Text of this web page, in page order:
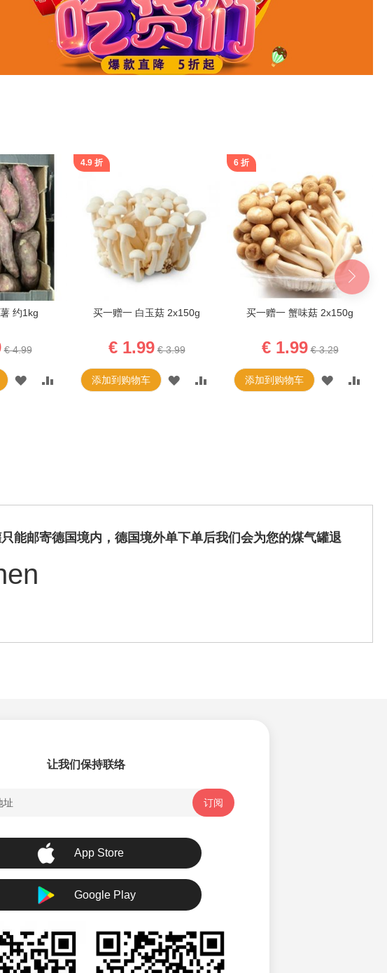
约1kg
€ 4.99
4.9 折
买一赠一 白玉菇 2x150g
€ 1.99 € 3.99
添加到购物车
6 折
买一赠一 蟹味菇 2x150g
€ 1.99 € 3.29
添加到购物车
能邮寄德国境内，德国境外单下单后我们会为您的煤气罐退
让我们保持联络
订阅
App Store
Google Play